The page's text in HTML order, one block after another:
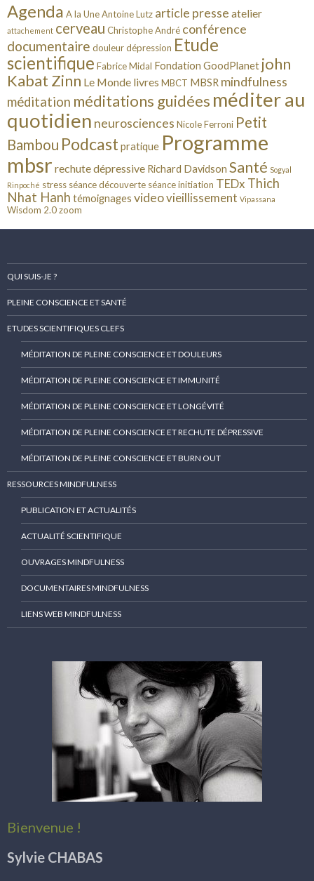
Agenda A la UneAntoine Lutz article presse atelier
attachement cerveau Christophe André conférence
documentaire douleurdépression Etude
scientifique Fabrice Midal Fondation GoodPlanet john
Kabat Zinn Le Monde livres MBCT MBSR mindfulness
méditation méditations guidées méditer au
quotidien neurosciences Nicole Ferroni Petit
Bambou Podcast pratique Programme
mbsr rechute dépressive Richard Davidson Santé Sogyal
Rinpoché stress séance découverte séance initiation TEDx Thich
Nhat Hanh témoignages videovieillissement Vipassana
Wisdom 2.0zoom
QUI SUIS-JE ?
PLEINE CONSCIENCE ET SANTÉ
ETUDES SCIENTIFIQUES CLEFS
MÉDITATION DE PLEINE CONSCIENCE ET DOULEURS
MÉDITATION DE PLEINE CONSCIENCE ET IMMUNITÉ
MÉDITATION DE PLEINE CONSCIENCE ET LONGÉVITÉ
MÉDITATION DE PLEINE CONSCIENCE ET RECHUTE DÉPRESSIVE
MÉDITATION DE PLEINE CONSCIENCE ET BURN OUT
RESSOURCES MINDFULNESS
PUBLICATION ET ACTUALITÉS
ACTUALITÉ SCIENTIFIQUE
OUVRAGES MINDFULNESS
DOCUMENTAIRES MINDFULNESS
LIENS WEB MINDFULNESS
Bienvenue !
Sylvie CHABAS